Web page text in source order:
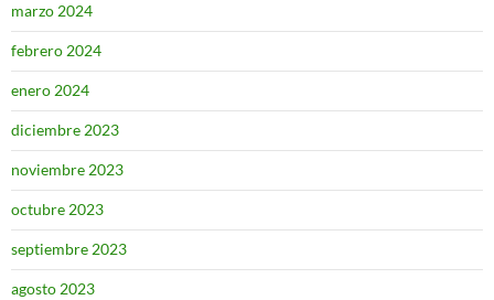
marzo 2024
febrero 2024
enero 2024
diciembre 2023
noviembre 2023
octubre 2023
septiembre 2023
agosto 2023